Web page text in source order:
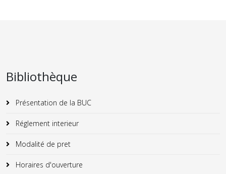
Bibliothèque
Présentation de la BUC
Réglement interieur
Modalité de pret
Horaires d'ouverture